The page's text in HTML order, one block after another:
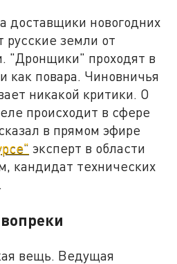
доставщики новогодних
земли от
"Дронщики" проходят в
как повара. Чиновничья
никакой критики. О
происходит в сфере
в прямом эфире
эксперт в области
кандидат технических
вещь. Ведущая